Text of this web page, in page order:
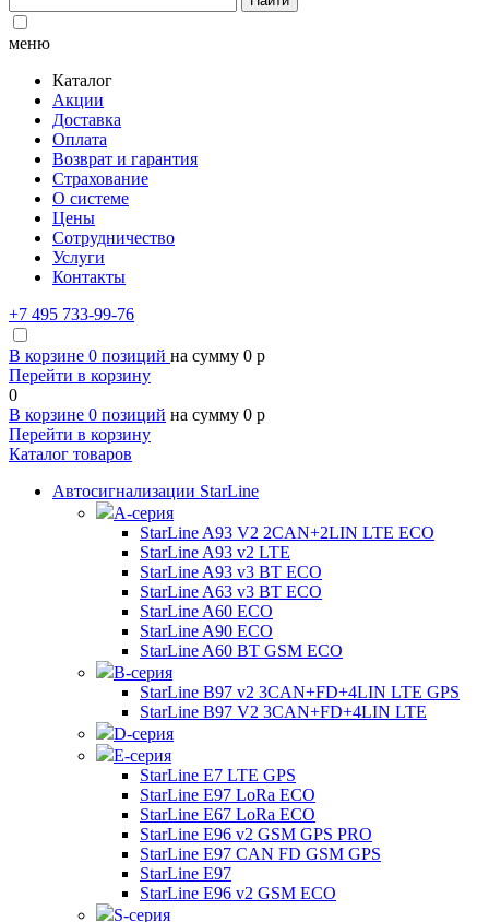
меню
Каталог
Акции
Доставка
Оплата
Возврат и гарантия
Страхование
О системе
Цены
Сотрудничество
Услуги
Контакты
+7 495 733-99-76
В корзине 0 позиций на сумму 0 p
Перейти в корзину
0
В корзине 0 позиций на сумму 0 p
Перейти в корзину
Каталог товаров
Автосигнализации StarLine
А-серия
StarLine A93 V2 2CAN+2LIN LTE ECO
StarLine A93 v2 LTE
StarLine A93 v3 BT ECO
StarLine A63 v3 BT ECO
StarLine A60 ECO
StarLine A90 ECO
StarLine A60 BT GSM ECO
B-серия
StarLine B97 v2 3CAN+FD+4LIN LTE GPS
StarLine B97 V2 3CAN+FD+4LIN LTE
D-серия
E-серия
StarLine E7 LTE GPS
StarLine E97 LoRa ECO
StarLine E67 LoRa ECO
StarLine E96 v2 GSM GPS PRO
StarLine E97 CAN FD GSM GPS
StarLine E97
StarLine E96 v2 GSM ECO
S-серия